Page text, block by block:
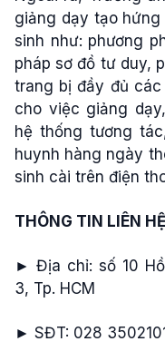
giảng dạy tạo
sinh như: phương
pháp sơ đồ tư duy,
trang bị đầy đủ
cho việc giảng
hệ thống tương
huynh hàng ngày
sinh cài trên điện
THÔNG TIN LIÊN
► Địa chỉ: số 10
3, Tp. HCM
► SĐT: 028